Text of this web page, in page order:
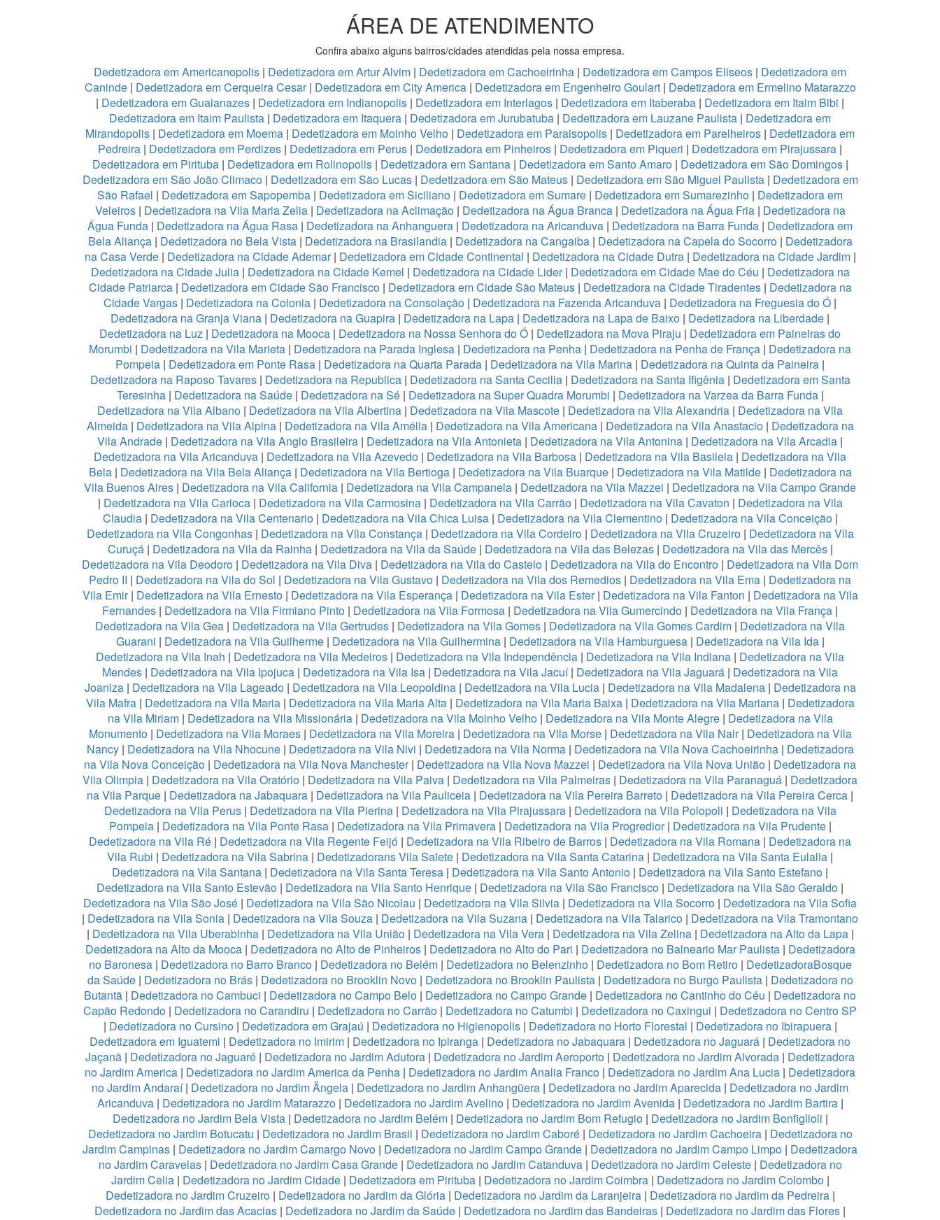
ÁREA DE ATENDIMENTO
Confira abaixo alguns bairros/cidades atendidas pela nossa empresa.
Dedetizadora em Americanopolis | Dedetizadora em Artur Alvim | Dedetizadora em Cachoeirinha | Dedetizadora em Campos Eliseos | Dedetizadora em
Caninde| Dedetizadora em Cerqueira Cesar| Dedetizadora em City America | Dedetizadora em Engenheiro Goulart | Dedetizadora em Ermelino Matarazzo
| Dedetizadora em Guaianazes | Dedetizadora em Indianopolis | Dedetizadora em Interlagos | Dedetizadora em Itaberaba | Dedetizadora em Itaim Bibi |
Dedetizadora em Itaim Paulista | Dedetizadora em Itaquera | Dedetizadora em Jurubatuba | Dedetizadora em Lauzane Paulista | Dedetizadora em
Mirandopolis | Dedetizadora em Moema | Dedetizadora em Moinho Velho | Dedetizadora em Paraisopolis | Dedetizadora em Parelheiros | Dedetizadora em
Pedreira | Dedetizadora em Perdizes | Dedetizadora em Perus | Dedetizadora em Pinheiros | Dedetizadora em Piqueri | Dedetizadora em Pirajussara |
Dedetizadora em Pirituba| Dedetizadora em Rolinopolis| Dedetizadora em Santana| Dedetizadora em Santo Amaro| Dedetizadora em São Domingos|
Dedetizadora em São João Climaco| Dedetizadora em São Lucas| Dedetizadora em São Mateus | Dedetizadora em São Miguel Paulista| Dedetizadora em
São Rafael | Dedetizadora em Sapopemba | Dedetizadora em Siciliano | Dedetizadora em Sumare | Dedetizadora em Sumarezinho | Dedetizadora em
Veleiros| Dedetizadora na Vila Maria Zelia| Dedetizadora na Aclimação| Dedetizadora na Água Branca| Dedetizadora na Água Fria| Dedetizadora na
Água Funda | Dedetizadora na Água Rasa | Dedetizadora na Anhanguera | Dedetizadora na Aricanduva | Dedetizadora na Barra Funda | Dedetizadora em
Bela Aliança | Dedetizadora no Bela Vista| Dedetizadora na Brasilandia| Dedetizadora na Cangaiba| Dedetizadora na Capela do Socorro | Dedetizadora
na Casa Verde| Dedetizadora na Cidade Ademar| Dedetizadora em Cidade Continental | Dedetizadora na Cidade Dutra | Dedetizadora na Cidade Jardim|
Dedetizadora na Cidade Julia | Dedetizadora na Cidade Kemel | Dedetizadora na Cidade Lider| Dedetizadora em Cidade Mae do Céu | Dedetizadora na
Cidade Patriarca| Dedetizadora em Cidade São Francisco | Dedetizadora em Cidade São Mateus| Dedetizadora na Cidade Tiradentes| Dedetizadora na
Cidade Vargas | Dedetizadora na Colonia | Dedetizadora na Consolação | Dedetizadora na Fazenda Aricanduva | Dedetizadora na Freguesia do Ó |
Dedetizadora na Granja Viana | Dedetizadora na Guapira | Dedetizadora na Lapa | Dedetizadora na Lapa de Baixo | Dedetizadora na Liberdade |
Dedetizadora na Luz | Dedetizadora na Mooca | Dedetizadora na Nossa Senhora do Ó | Dedetizadora na Mova Piraju | Dedetizadora em Paineiras do
Morumbi | Dedetizadora na Vila Marieta | Dedetizadora na Parada Inglesa | Dedetizadora na Penha | Dedetizadora na Penha de França | Dedetizadora na
Pompeia | Dedetizadora em Ponte Rasa | Dedetizadora na Quarta Parada | Dedetizadora na Vila Marina | Dedetizadora na Quinta da Paineira |
Dedetizadora na Raposo Tavares| Dedetizadora na Republica| Dedetizadora na Santa Cecilia| Dedetizadora na Santa Ifigênia | Dedetizadora em Santa
Teresinha| Dedetizadora na Saúde| Dedetizadora na Sé| Dedetizadora na Super Quadra Morumbi | Dedetizadora na Varzea da Barra Funda|
Dedetizadora na Vila Albano | Dedetizadora na Vila Albertina | Dedetizadora na Vila Mascote | Dedetizadora na Vila Alexandria | Dedetizadora na Vila
Almeida | Dedetizadora na Vila Alpina | Dedetizadora na Vila Amélia | Dedetizadora na Vila Americana| Dedetizadora na Vila Anastacio| Dedetizadora na
Vila Andrade | Dedetizadora na Vila Anglo Brasileira | Dedetizadora na Vila Antonieta | Dedetizadora na Vila Antonina | Dedetizadora na Vila Arcadia |
Dedetizadora na Vila Aricanduva | Dedetizadora na Vila Azevedo | Dedetizadora na Vila Barbosa | Dedetizadora na Vila Basileia | Dedetizadora na Vila
Bela| Dedetizadora na Vila Bela Aliança| Dedetizadora na Vila Bertioga| Dedetizadora na Vila Buarque| Dedetizadora na Vila Matilde| Dedetizadora na
Vila Buenos Aires | Dedetizadora na Vila California | Dedetizadora na Vila Campanela | Dedetizadora na Vila Mazzei | Dedetizadora na Vila Campo Grande
| Dedetizadora na Vila Carioca| Dedetizadora na Vila Carmosina| Dedetizadora na Vila Carrão| Dedetizadora na Vila Cavaton | Dedetizadora na Vila
Claudia| Dedetizadora na Vila Centenario| Dedetizadora na Vila Chica Luisa | Dedetizadora na Vila Clementino| Dedetizadora na Vila Conceição|
Dedetizadora na Vila Congonhas| Dedetizadora na Vila Constança| Dedetizadora na Vila Cordeiro| Dedetizadora na Vila Cruzeiro | Dedetizadora na Vila
Curuçá | Dedetizadora na Vila da Rainha | Dedetizadora na Vila da Saúde| Dedetizadora na Vila das Belezas| Dedetizadora na Vila das Mercês|
Dedetizadora na Vila Deodoro | Dedetizadora na Vila Diva | Dedetizadora na Vila do Castelo | Dedetizadora na Vila do Encontro | Dedetizadora na Vila Dom
Pedro II | Dedetizadora na Vila do Sol | Dedetizadora na Vila Gustavo | Dedetizadora na Vila dos Remedios | Dedetizadora na Vila Ema | Dedetizadora na
Vila Emir| Dedetizadora na Vila Ernesto| Dedetizadora na Vila Esperança| Dedetizadora na Vila Ester| Dedetizadora na Vila Fanton | Dedetizadora na Vila
Fernandes | Dedetizadora na Vila Firmiano Pinto | Dedetizadora na Vila Formosa | Dedetizadora na Vila Gumercindo | Dedetizadora na Vila França |
Dedetizadora na Vila Gea | Dedetizadora na Vila Gertrudes | Dedetizadora na Vila Gomes | Dedetizadora na Vila Gomes Cardim | Dedetizadora na Vila
Guarani | Dedetizadora na Vila Guilherme| Dedetizadora na Vila Guilhermina| Dedetizadora na Vila Hamburguesa| Dedetizadora na Vila Ida|
Dedetizadora na Vila Inah | Dedetizadora na Vila Medeiros | Dedetizadora na Vila Independência | Dedetizadora na Vila Indiana | Dedetizadora na Vila
Mendes | Dedetizadora na Vila Ipojuca | Dedetizadora na Vila Isa | Dedetizadora na Vila Jacuí| Dedetizadora na Vila Jaguará | Dedetizadora na Vila
Joaniza| Dedetizadora na Vila Lageado| Dedetizadora na Vila Leopoldina| Dedetizadora na Vila Lucia| Dedetizadora na Vila Madalena| Dedetizadora na
Vila Mafra | Dedetizadora na Vila Maria| Dedetizadora na Vila Maria Alta| Dedetizadora na Vila Maria Baixa| Dedetizadora na Vila Mariana| Dedetizadora
na Vila Miriam| Dedetizadora na Vila Missionária| Dedetizadora na Vila Moinho Velho| Dedetizadora na Vila Monte Alegre| Dedetizadora na Vila
Monumento| Dedetizadora na Vila Moraes| Dedetizadora na Vila Moreira| Dedetizadora na Vila Morse| Dedetizadora na Vila Nair| Dedetizadora na Vila
Nancy| Dedetizadora na Vila Nhocune| Dedetizadora na Vila Nivi | Dedetizadora na Vila Norma| Dedetizadora na Vila Nova Cachoeirinha| Dedetizadora
na Vila Nova Conceição | Dedetizadora na Vila Nova Manchester| Dedetizadora na Vila Nova Mazzei | Dedetizadora na Vila Nova União | Dedetizadora na
Vila Olimpia | Dedetizadora na Vila Oratório | Dedetizadora na Vila Paiva | Dedetizadora na Vila Palmeiras | Dedetizadora na Vila Paranaguá | Dedetizadora
na Vila Parque | Dedetizadora na Jabaquara | Dedetizadora na Vila Pauliceia | Dedetizadora na Vila Pereira Barreto | Dedetizadora na Vila Pereira Cerca |
Dedetizadora na Vila Perus| Dedetizadora na Vila Pierina| Dedetizadora na Vila Pirajussara| Dedetizadora na Vila Polopoli | Dedetizadora na Vila
Pompeia| Dedetizadora na Vila Ponte Rasa| Dedetizadora na Vila Primavera| Dedetizadora na Vila Progredior| Dedetizadora na Vila Prudente|
Dedetizadora na Vila Ré | Dedetizadora na Vila Regente Feijó | Dedetizadora na Vila Ribeiro de Barros | Dedetizadora na Vila Romana | Dedetizadora na
Vila Rubi | Dedetizadora na Vila Sabrina | Dedetizadorans Vila Salete | Dedetizadora na Vila Santa Catarina | Dedetizadora na Vila Santa Eulalia |
Dedetizadora na Vila Santana | Dedetizadora na Vila Santa Teresa | Dedetizadora na Vila Santo Antonio | Dedetizadora na Vila Santo Estefano |
Dedetizadora na Vila Santo Estevão | Dedetizadora na Vila Santo Henrique | Dedetizadora na Vila São Francisco | Dedetizadora na Vila São Geraldo |
Dedetizadora na Vila São José | Dedetizadora na Vila São Nicolau | Dedetizadora na Vila Silvia | Dedetizadora na Vila Socorro | Dedetizadora na Vila Sofia
| Dedetizadora na Vila Sonia | Dedetizadora na Vila Souza | Dedetizadora na Vila Suzana | Dedetizadora na Vila Talarico | Dedetizadora na Vila Tramontano
| Dedetizadora na Vila Uberabinha| Dedetizadora na Vila União| Dedetizadora na Vila Vera| Dedetizadora na Vila Zelina| Dedetizadora na Alto da Lapa|
Dedetizadora na Alto da Mooca| Dedetizadora no Alto de Pinheiros| Dedetizadora no Alto do Pari | Dedetizadora no Balneario Mar Paulista| Dedetizadora
no Baronesa| Dedetizadora no Barro Branco| Dedetizadora no Belém| Dedetizadora no Belenzinho| Dedetizadora no Bom Retiro| DedetizadoraBosque
da Saúde| Dedetizadora no Brás| Dedetizadora no Brooklin Novo| Dedetizadora no Brooklin Paulista| Dedetizadora no Burgo Paulista| Dedetizadora no
Butantã | Dedetizadora no Cambuci | Dedetizadora no Campo Belo | Dedetizadora no Campo Grande | Dedetizadora no Cantinho do Céu | Dedetizadora no
Capão Redondo | Dedetizadora no Carandiru | Dedetizadora no Carrão | Dedetizadora no Catumbi | Dedetizadora no Caxingui | Dedetizadora no Centro SP
| Dedetizadora no Cursino| Dedetizadora em Grajaú | Dedetizadora no Higienopolis| Dedetizadora no Horto Florestal | Dedetizadora no Ibirapuera|
Dedetizadora em Iguatemi | Dedetizadora no Imirim | Dedetizadora no Ipiranga | Dedetizadora no Jabaquara | Dedetizadora no Jaguará | Dedetizadora no
Jaçanã | Dedetizadora no Jaguaré | Dedetizadora no Jardim Adutora | Dedetizadora no Jardim Aeroporto | Dedetizadora no Jardim Alvorada | Dedetizadora
no Jardim America | Dedetizadora no Jardim America da Penha | Dedetizadora no Jardim Analia Franco | Dedetizadora no Jardim Ana Lucia | Dedetizadora
no Jardim Andaraí| Dedetizadora no Jardim Ângela | Dedetizadora no Jardim Anhangüera | Dedetizadora no Jardim Aparecida | Dedetizadora no Jardim
Aricanduva| Dedetizadora no Jardim Matarazzo| Dedetizadora no Jardim Avelino| Dedetizadora no Jardim Avenida| Dedetizadora no Jardim Bartira|
Dedetizadora no Jardim Bela Vista| Dedetizadora no Jardim Belém| Dedetizadora no Jardim Bom Refugio| Dedetizadora no Jardim Bonfiglioli |
Dedetizadora no Jardim Botucatu | Dedetizadora no Jardim Brasil | Dedetizadora no Jardim Caboré| Dedetizadora no Jardim Cachoeira| Dedetizadora no
Jardim Campinas | Dedetizadora no Jardim Camargo Novo | Dedetizadora no Jardim Campo Grande | Dedetizadora no Jardim Campo Limpo | Dedetizadora
no Jardim Caravelas| Dedetizadora no Jardim Casa Grande| Dedetizadora no Jardim Catanduva| Dedetizadora no Jardim Celeste| Dedetizadora no
Jardim Celia| Dedetizadora no Jardim Cidade| Dedetizadora em Pirituba| Dedetizadora no Jardim Coimbra| Dedetizadora no Jardim Colombo|
Dedetizadora no Jardim Cruzeiro| Dedetizadora no Jardim da Glória| Dedetizadora no Jardim da Laranjeira| Dedetizadora no Jardim da Pedreira|
Dedetizadora no Jardim das Acacias | Dedetizadora no Jardim da Saúde | Dedetizadora no Jardim das Bandeiras | Dedetizadora no Jardim das Flores |